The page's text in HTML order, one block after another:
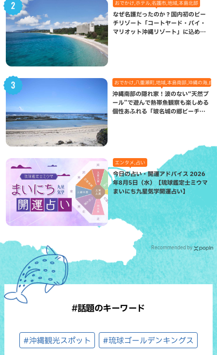
おでかけ,ホテル,名護市,地域,本島北部
なぜ名護だったのか？国内初のビー
チリゾート「コートヤード・バイ・
マリオット沖縄リゾート」に込めら
おでかけ,八重瀬町,地域,本島南部,沖縄の海,自
沖縄南部の隠れ家！波のない“天然プ
ール”で遊んで熱帯魚観察も楽しめる
個性あふれる「玻名城の郷ビーチ」
エンタメ,占い
今日の占い・開運アドバイス 2026
年8月5日（水）【琉球鑑定士ミウマ
まいにち九星気学開運占い】
Recommended by
#話題のキーワード
#沖縄観光スポット #琉球ゴールデンキングス